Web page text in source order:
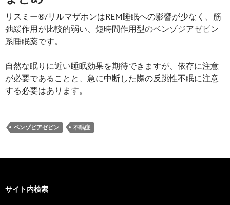
リスミー®/リルマザホンはREM睡眠への影響が少なく、筋
弛緩作用が比較的弱い、短時間作用型のベンゾジアゼピン
系睡眠薬です。
自然な眠りに近い睡眠効果を期待できますが、依存に注意
が必要であることと、急に中断した際の反跳性不眠に注意
する必要はあります。
ベンゾピアゼピン 不眠症
サイト内検索